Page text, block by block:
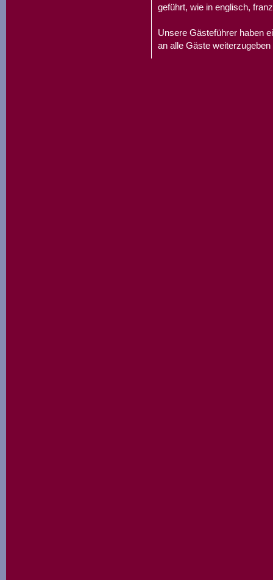
geführt, wie in englisch,
Unsere Gästeführer haben
an alle Gäste